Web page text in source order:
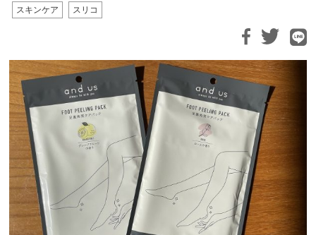
スキンケア スリコ